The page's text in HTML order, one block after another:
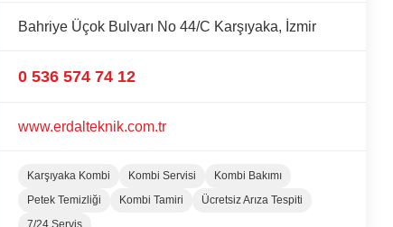
Bahriye Üçok Bulvarı No 44/C Karşıyaka, İzmir
0 536 574 74 12
www.erdalteknik.com.tr
Karşıyaka Kombi Kombi Servisi
Kombi Bakımı
Petek Temizliği
Kombi Tamiri
Ücretsiz Arıza Tespiti
7/24 Servis